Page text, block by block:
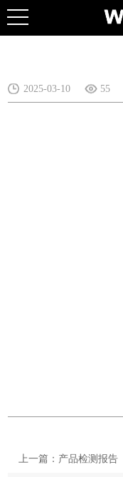
2025-03-10 55
上一篇：产品检测报告